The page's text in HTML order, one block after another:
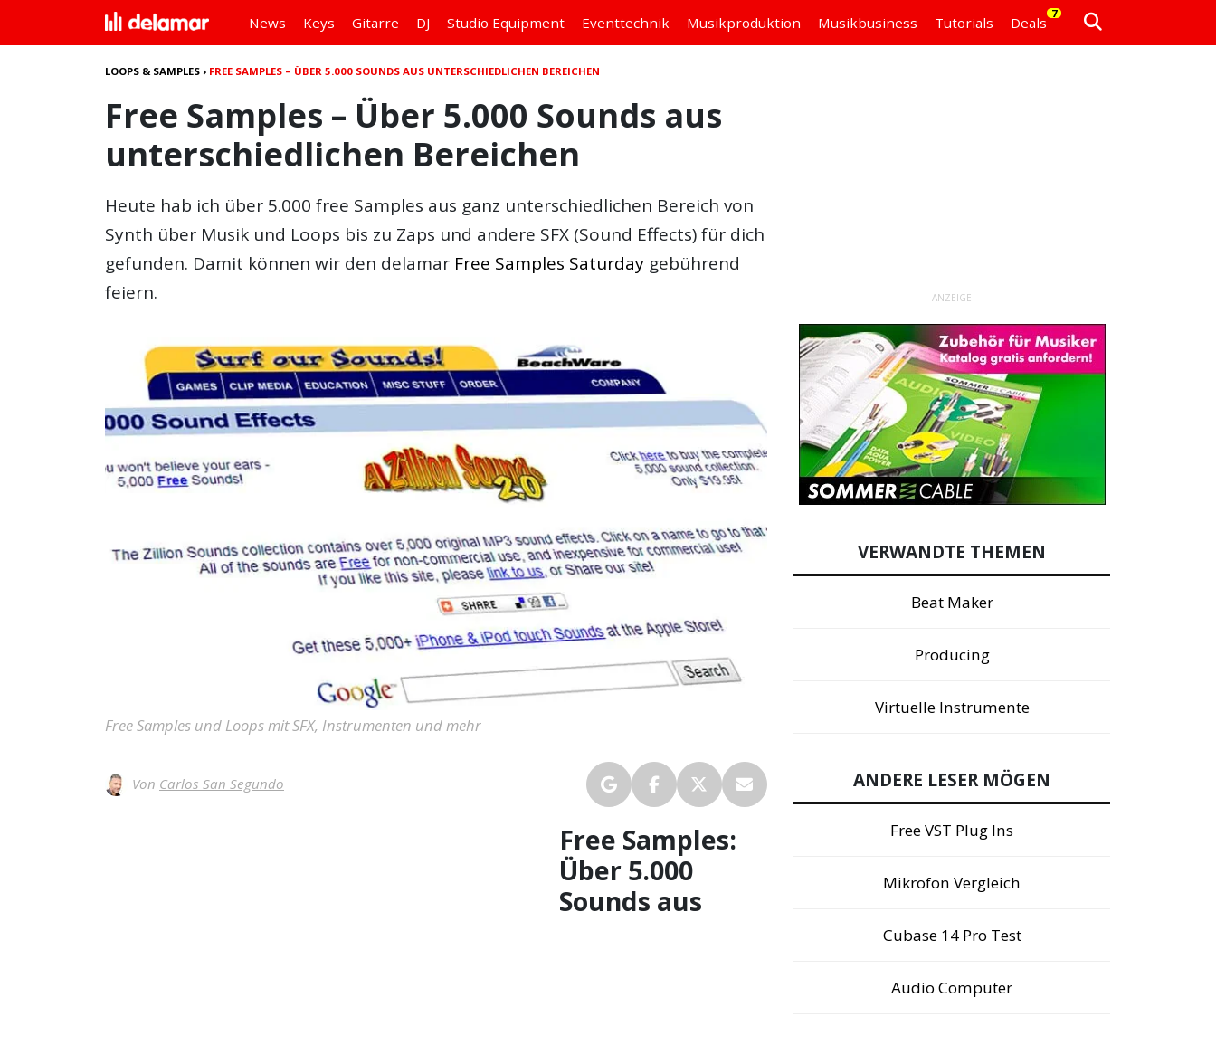
News Keys Gitarre DJ Studio Equipment Eventtechnik Musikproduktion Musikbusiness Tutorials Deals
7
LOOPS & SAMPLES › FREE SAMPLES – ÜBER 5.000 SOUNDS AUS UNTERSCHIEDLICHEN BEREICHEN
Free Samples – Über 5.000 Sounds aus
unterschiedlichen Bereichen
Heute hab ich über 5.000 free Samples aus ganz unterschiedlichen Bereich von
Synth über Musik und Loops bis zu Zaps und andere SFX (Sound Effects) für dich
gefunden. Damit können wir den delamar Free Samples Saturday gebührend
feiern.
Free Samples und Loops mit SFX, Instrumenten und mehr
Von Carlos San Segundo
Free Samples:
Über 5.000
Sounds aus
ANZEIGE
VERWANDTE THEMEN
Beat Maker
Producing
Virtuelle Instrumente
ANDERE LESER MÖGEN
Free VST Plug Ins
Mikrofon Vergleich
Cubase 14 Pro Test
Audio Computer